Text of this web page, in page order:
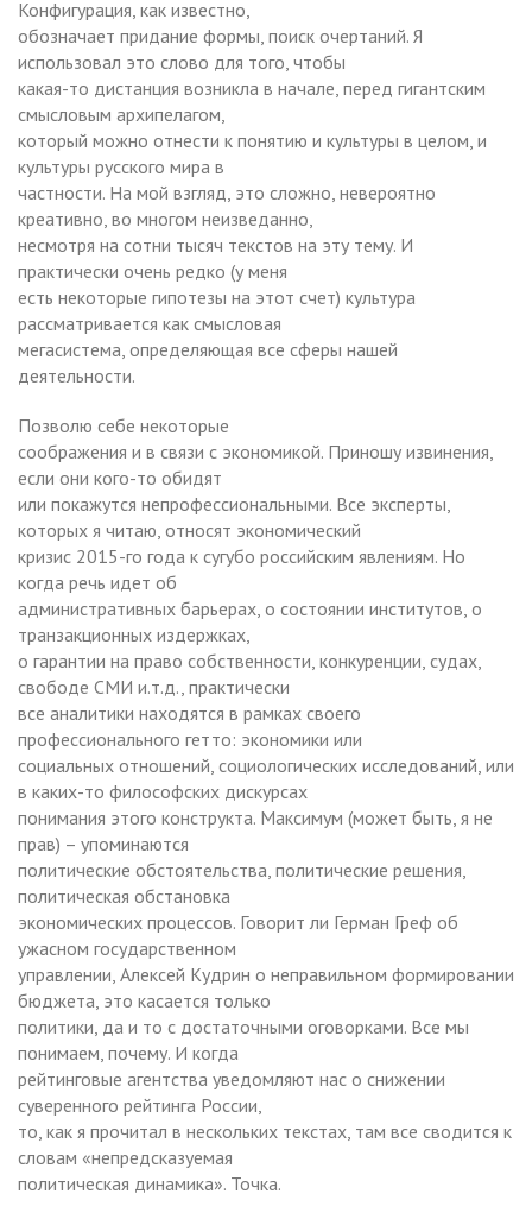
Конфигурация, как известно,
обозначает придание формы, поиск очертаний. Я
использовал это слово для того, чтобы
какая-то дистанция возникла в начале, перед гигантским
смысловым архипелагом,
который можно отнести к понятию и культуры в целом, и
культуры русского мира в
частности. На мой взгляд, это сложно, невероятно
креативно, во многом неизведанно,
несмотря на сотни тысяч текстов на эту тему. И
практически очень редко (у меня
есть некоторые гипотезы на этот счет) культура
рассматривается как смысловая
мегасистема, определяющая все сферы нашей
деятельности.
Позволю себе некоторые
соображения и в связи с экономикой. Приношу извинения,
если они кого-то обидят
или покажутся непрофессиональными. Все эксперты,
которых я читаю, относят экономический
кризис 2015-го года к сугубо российским явлениям. Но
когда речь идет об
административных барьерах, о состоянии институтов, о
транзакционных издержках,
о гарантии на право собственности, конкуренции, судах,
свободе СМИ и.т.д., практически
все аналитики находятся в рамках своего
профессионального гетто: экономики или
социальных отношений, социологических исследований, или
в каких-то философских дискурсах
понимания этого конструкта. Максимум (может быть, я не
прав) – упоминаются
политические обстоятельства, политические решения,
политическая обстановка
экономических процессов. Говорит ли Герман Греф об
ужасном государственном
управлении, Алексей Кудрин о неправильном формировании
бюджета, это касается только
политики, да и то с достаточными оговорками. Все мы
понимаем, почему. И когда
рейтинговые агентства уведомляют нас о снижении
суверенного рейтинга России,
то, как я прочитал в нескольких текстах, там все сводится к
словам «непредсказуемая
политическая динамика». Точка.